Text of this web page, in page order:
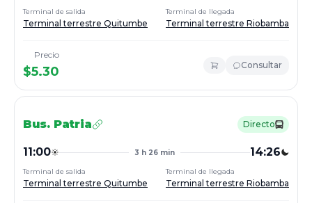
Terminal de salida
Terminal terrestre Quitumbe
Terminal de llegada
Terminal terrestre Riobamba
Precio
$5.30 Consultar
Bus. Patria Directo
11:00 3 h 26 min 14:26
Terminal de salida
Terminal terrestre Quitumbe
Terminal de llegada
Terminal terrestre Riobamba